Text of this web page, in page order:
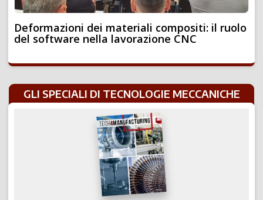
Deformazioni dei materiali compositi: il ruolo
del software nella lavorazione CNC
GLI SPECIALI DI TECNOLOGIE MECCANICHE